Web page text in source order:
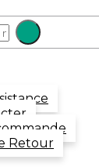
Retour